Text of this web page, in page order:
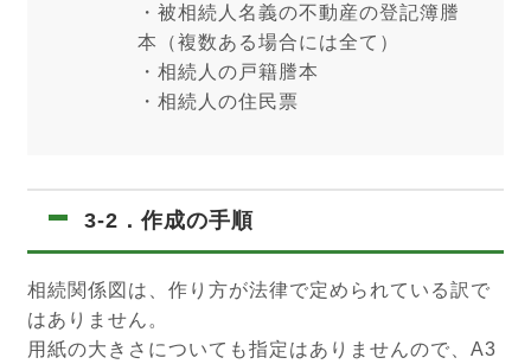
・被相続人名義の不動産の登記簿謄
本（複数ある場合には全て）
・相続人の戸籍謄本
・相続人の住民票
3-2．作成の手順
相続関係図は、作り方が法律で定められている訳で
はありません。
用紙の大きさについても指定はありませんので、A3